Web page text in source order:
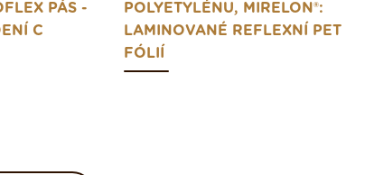
PÁS -
C
POLYETYLÉNU, MIRELON®:
LAMINOVANÉ REFLEXNÍ PET
FÓLIÍ